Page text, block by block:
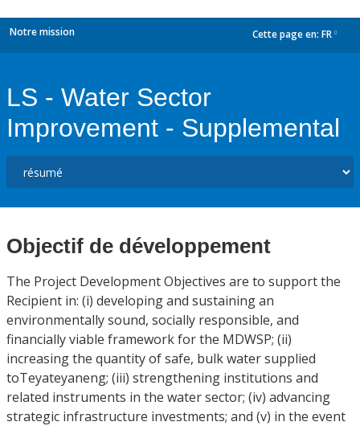
Notre mission Cette page en: FR
LS - Water Sector
Improvement - Supplemental
Objectif de développement
The Project Development Objectives are to support the
Recipient in: (i) developing and sustaining an
environmentally sound, socially responsible, and
financially viable framework for the MDWSP; (ii)
increasing the quantity of safe, bulk water supplied
toTeyateyaneng; (iii) strengthening institutions and
related instruments in the water sector; (iv) advancing
strategic infrastructure investments; and (v) in the event